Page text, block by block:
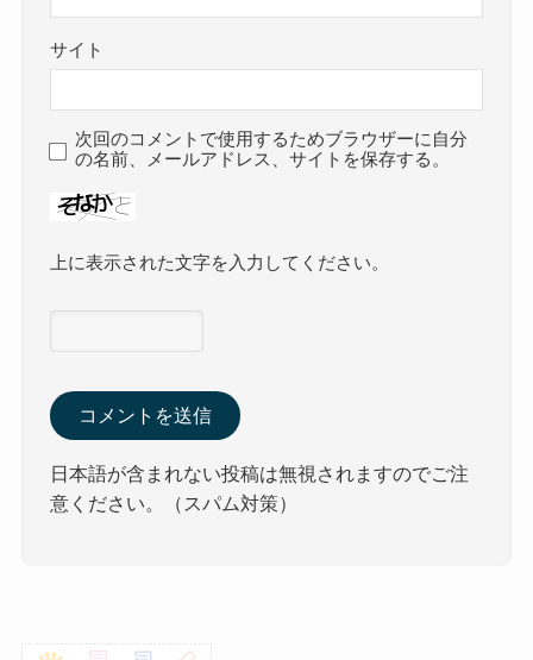
サイト
次回のコメントで使用するためブラウザーに自分
の名前、メールアドレス、サイトを保存する。
上に表示された文字を入力してください。
日本語が含まれない投稿は無視されますのでご注
意ください。（スパム対策）